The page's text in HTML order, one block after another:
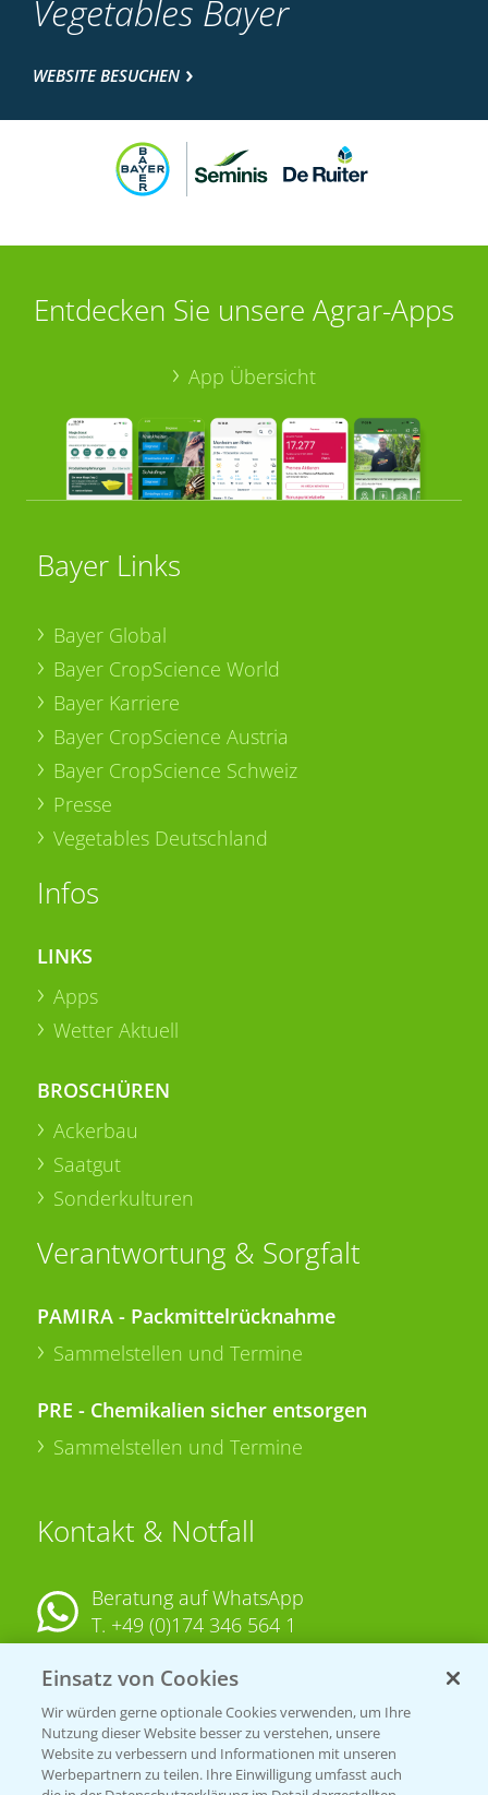
Vegetables Bayer
WEBSITE BESUCHEN
Entdecken Sie unsere Agrar-Apps
App Übersicht
Bayer Links
Bayer Global
Bayer CropScience World
Bayer Karriere
Bayer CropScience Austria
Bayer CropScience Schweiz
Presse
Vegetables Deutschland
Infos
LINKS
Apps
Wetter Aktuell
BROSCHÜREN
Ackerbau
Saatgut
Sonderkulturen
Verantwortung & Sorgfalt
PAMIRA - Packmittelrücknahme
Sammelstellen und Termine
PRE - Chemikalien sicher entsorgen
Sammelstellen und Termine
Kontakt & Notfall
Beratung auf WhatsApp
T. +49 (0)174 346 564 1
KONTAKT
Hilfe in Notfällen
T.+49 (0)214/30-20220
Einsatz von Cookies
Wir würden gerne optionale Cookies verwenden, um Ihre
Nutzung dieser Website besser zu verstehen, unsere
Website zu verbessern und Informationen mit unseren
Werbepartnern zu teilen. Ihre Einwilligung umfasst auch